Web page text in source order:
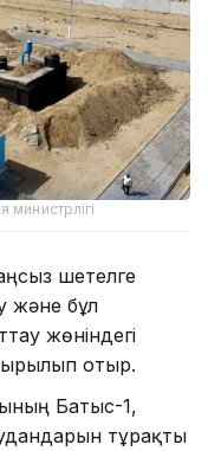
шетелге
және бұл
жөніндегі
отыр.
Батыс-1,
тұрақты